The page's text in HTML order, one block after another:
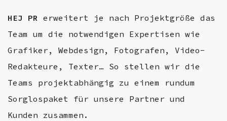
HEJ PR erweitert je nach Projektgröße das
Team um die notwendigen Expertisen wie
Grafiker, Webdesign, Fotografen, Video-
Redakteure, Texter… So stellen wir die
Teams projektabhängig zu einem rundum
Sorglospaket für unsere Partner und
Kunden zusammen.